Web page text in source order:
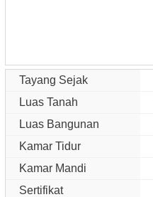
Tayang Sejak
Luas Tanah
Luas Bangunan
Kamar Tidur
Kamar Mandi
Sertifikat